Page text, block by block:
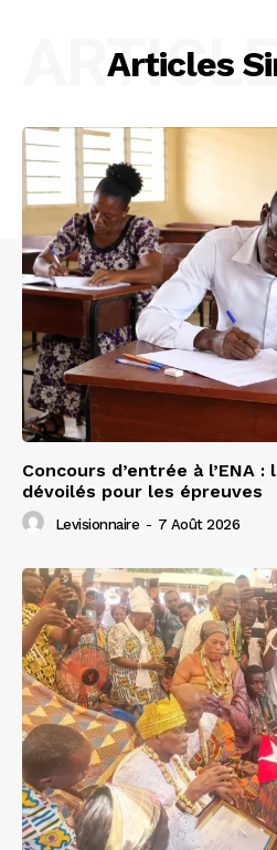
Articles
Concours d’entrée à l’ENA
dévoilés pour les épreuves
Levisionnaire - 7 Août 2026